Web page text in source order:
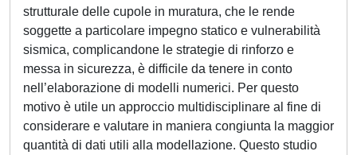
strutturale delle cupole in muratura, che le rende
soggette a particolare impegno statico e vulnerabilità
sismica, complicandone le strategie di rinforzo e
messa in sicurezza, è difficile da tenere in conto
nell’elaborazione di modelli numerici. Per questo
motivo è utile un approccio multidisciplinare al fine di
considerare e valutare in maniera congiunta la maggior
quantità di dati utili alla modellazione. Questo studio